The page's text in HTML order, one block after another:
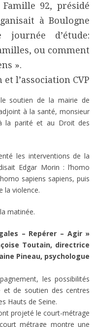
Famille 92, présidé
à Boulogne
d’étude:
ou comment
».
l’association CVP
soutien de la mairie de
à la santé, monsieur
la parité et au Droit des
les interventions de la
Edgar Morin : l’homo
sapiens sapiens, puis
la violence.
matinée.
– Repérer – Agir »
Toutain, directrice
Pineau, psychologue
les possibilités
et de soutien des centres
Hauts de Seine.
projeté le court-métrage
métrage montre une